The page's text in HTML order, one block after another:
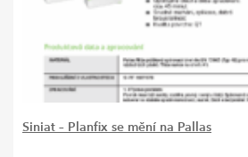
Siniat – Planfix se mění na Pallas